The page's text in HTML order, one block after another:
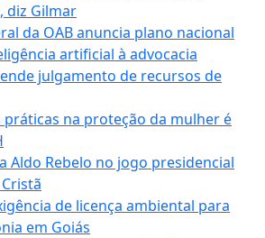
diz Gilmar
da OAB anuncia plano nacional
artificial à advocacia
julgamento de recursos de
práticas na proteção da mulher é
Aldo Rebelo no jogo presidencial
de licença ambiental para
em Goiás